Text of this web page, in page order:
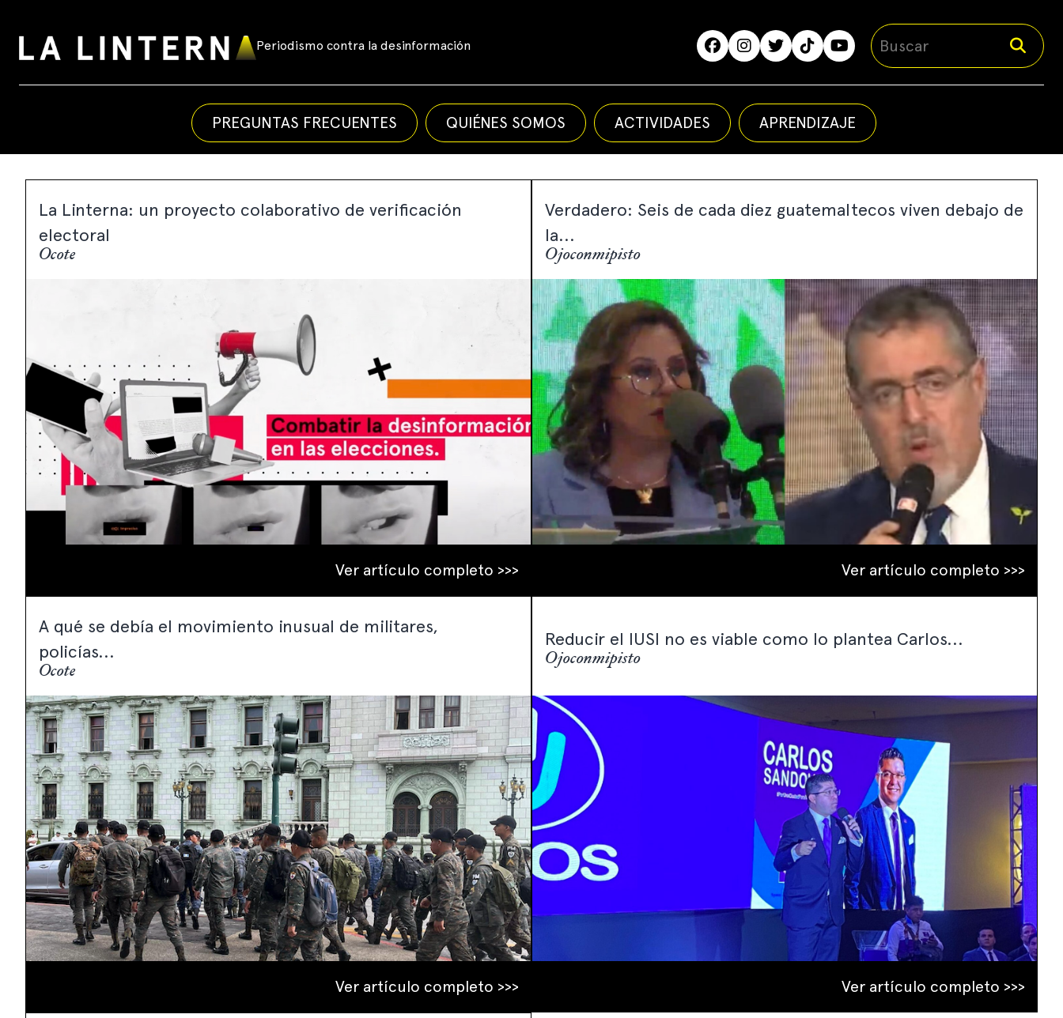
content
Periodismo contra la desinformación
La
PREGUNTAS FRECUENTES QUIÉNES SOMOS ACTIVIDADES APRENDIZAJE
La Linterna: un proyecto colaborativo de verificación
electoral
Ocote
Ver artículo completo >>>
Verdadero: Seis de cada diez guatemaltecos viven debajo de
la...
Ojoconmipisto
Ver artículo completo >>>
A qué se debía el movimiento inusual de militares,
policías...
Ocote
Ver artículo completo >>>
Reducir el IUSI no es viable como lo plantea Carlos...
Ojoconmipisto
Ver artículo completo >>>